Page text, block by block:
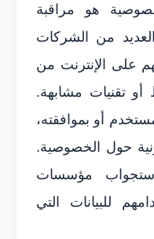
هو مراقبة
من الشركات
على الإنترنت من
أو تقنيات مشابهة.
أو بموافقته،
حول الخصوصية.
مؤسسات
للبيانات التي